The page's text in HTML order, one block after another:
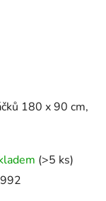
180 x 90 cm,
(>5 ks)